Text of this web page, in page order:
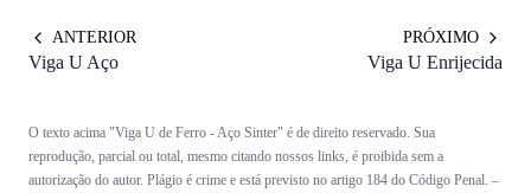
ANTERIOR
Viga U Aço
PRÓXIMO
Viga U Enrijecida
O texto acima "Viga U de Ferro - Aço Sinter" é de direito reservado. Sua
reprodução, parcial ou total, mesmo citando nossos links, é proibida sem a
autorização do autor. Plágio é crime e está previsto no artigo 184 do Código Penal. –